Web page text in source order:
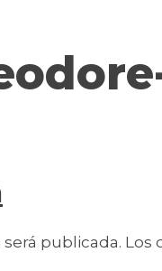
publicada. Los